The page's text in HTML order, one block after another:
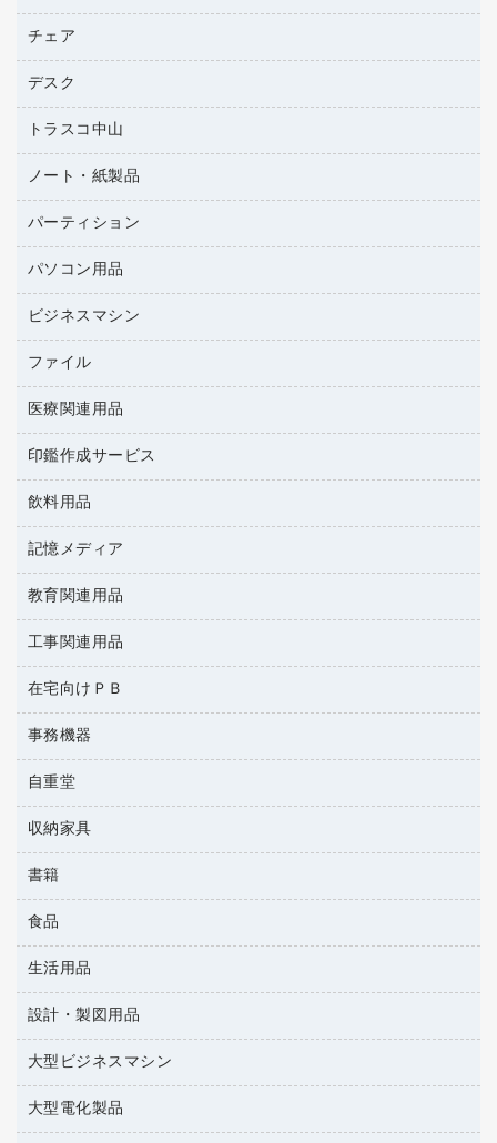
作業用雑貨
作業用手袋
倉庫収納用品
台車・脚立
防災用品
養生用品
ゴム印作成サービス
カウネットスタンプ作成サービス
チェア
オフィスチェア
ミーティングチェア
応接イス・ベンチ
デスク
カウンター
ミーティングテーブル
トラスコ中山
建築・作業用品
ノート・紙製品
ノート
ルーズリーフ
各種用紙
額縁
帳簿
典礼用品
伝票
粘着メモ
パーティション
パーティション
パソコン用品
ＨＤＤ／ＳＳＤ
ＯＡエプロン
ＯＡクリーナー／エアダスター
ＯＡフィルター
キーボード／テンキー
スマートフォン／モバイル周辺機器
セキュリティ用品
ディスプレイモニター
ネットワーク／ＬＡＮ機器
パソコンアクセサリー
パソコンバッグ／収納用品
マウス
マウスパッド
各種ケーブル
ビジネスマシン
ＵＳＢメモリ
インクジェットプリンタ／複合機
コピー機
スキャナー
デジタルカメラ
ファクシミリ
プロジェクタ
メモリーカード
レーザープリンタ／複合機
ファイル
２穴リフィル・２穴インデックス
３０穴リフィル・３０穴インデックス
Ｚ式ファイル
カードケース
クリップボード
クリヤーブック（差替式）
クリヤーホルダー
コンピュータ用ファイル
その他ファイル
ファイルボックス
フォルダー
フラットファイル
リングファイル
レターファイル
持ち出しファイル
統一伝票用ファイル
背幅が伸びるファイル
板目表紙・綴込表紙
医療関連用品
医療関連用品
介護用品
感染症対策用品
感染症対策用品（食品・飲料・食添製品）
管理医療機器
保健用品
印鑑作成サービス
印鑑作成サービス
飲料用品
インスタントコーヒー
お茶備品
コーヒーメーカー・備品
ソフトドリンク
ミネラルウォーター
レギュラーコーヒー
医薬部外品
紅茶・バラエティ飲料
茶葉・インスタント
記憶メディア
ＣＤ－Ｒ
ＣＤ－ＲＷ
ＤＶＤ
データカートリッジ
ブルーレイディスク
メディア収納用品
教育関連用品
教育関連用品
工事関連用品
安全靴（特別販売品）
屋外用品
工事関連用品
在宅向けＰＢ
その他雑品
家具関連用品
事務機器
ＯＨＰ用品
シュレッダ
タイムカード
タイムレコーダー
ラミネータ
レーザーポインター
大型シュレッダー（共配）
自重堂
作業服・オフィスウェア
収納家具
その他収納
金庫
保管庫・書庫
書籍
パソコンソフト
雑誌
辞典
地図
食品
菓子
食品
生活用品
キッチン用品
ゴミ袋
スポーツ・レジャー用品
スリッパ・サンダル・シューズ
設計・製図用品
設計・製図用品
大型ビジネスマシン
プリンタ
大型電化製品